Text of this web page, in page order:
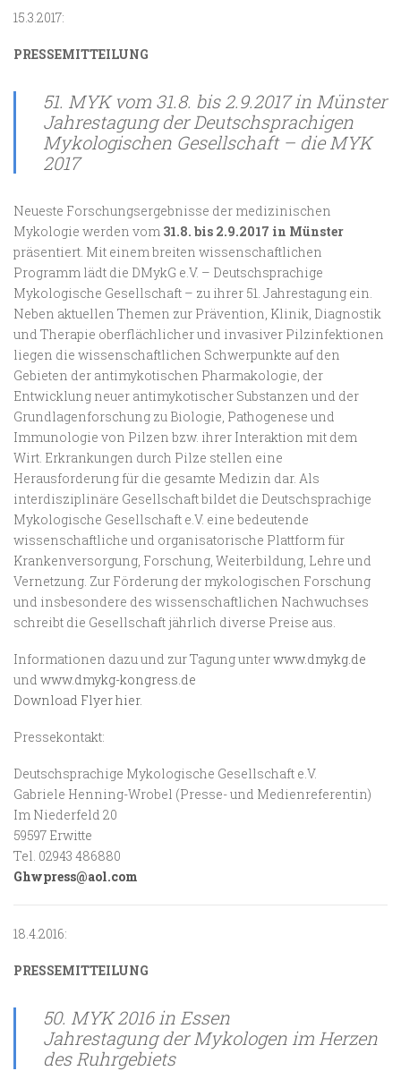
15.3.2017:
PRESSEMITTEILUNG
51. MYK vom 31.8. bis 2.9.2017 in Münster
Jahrestagung der Deutschsprachigen
Mykologischen Gesellschaft – die MYK
2017
Neueste Forschungsergebnisse der medizinischen
Mykologie werden vom 31.8. bis 2.9.2017 in Münster
präsentiert. Mit einem breiten wissenschaftlichen
Programm lädt die DMykG e.V. – Deutschsprachige
Mykologische Gesellschaft – zu ihrer 51. Jahrestagung ein.
Neben aktuellen Themen zur Prävention, Klinik, Diagnostik
und Therapie oberflächlicher und invasiver Pilzinfektionen
liegen die wissenschaftlichen Schwerpunkte auf den
Gebieten der antimykotischen Pharmakologie, der
Entwicklung neuer antimykotischer Substanzen und der
Grundlagenforschung zu Biologie, Pathogenese und
Immunologie von Pilzen bzw. ihrer Interaktion mit dem
Wirt. Erkrankungen durch Pilze stellen eine
Herausforderung für die gesamte Medizin dar. Als
interdisziplinäre Gesellschaft bildet die Deutschsprachige
Mykologische Gesellschaft e.V. eine bedeutende
wissenschaftliche und organisatorische Plattform für
Krankenversorgung, Forschung, Weiterbildung, Lehre und
Vernetzung. Zur Förderung der mykologischen Forschung
und insbesondere des wissenschaftlichen Nachwuchses
schreibt die Gesellschaft jährlich diverse Preise aus.
Informationen dazu und zur Tagung unterwww.dmykg.de
und www.dmykg-kongress.de
Download Flyer hier.
Pressekontakt:
Deutschsprachige Mykologische Gesellschaft e.V.
Gabriele Henning-Wrobel (Presse- und Medienreferentin)
Im Niederfeld 20
59597 Erwitte
Tel. 02943 486880
Ghwpress@aol.com
18.4.2016:
PRESSEMITTEILUNG
50. MYK 2016 in Essen
Jahrestagung der Mykologen im Herzen
des Ruhrgebiets